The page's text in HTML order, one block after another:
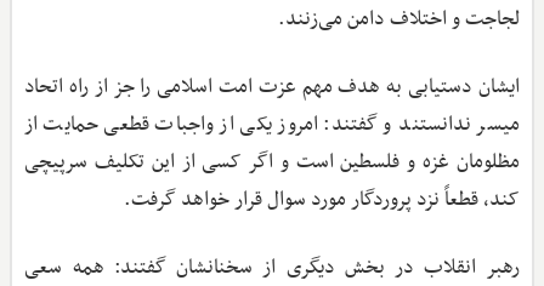
لجاجت و اختلاف دامن می‌زنند.
ایشان دستیابی به هدف مهم عزت امت اسلامی را جز از راه اتحاد
میسر ندانستند و گفتند: امروز یکی از واجبات قطعی حمایت از
مظلومان غزه و فلسطین است و اگر کسی از این تکلیف سرپیچی
کند، قطعاً نزد پروردگار مورد سوال قرار خواهد گرفت.
رهبر انقلاب در بخش دیگری از سخنانشان گفتند: همه‌ سعی